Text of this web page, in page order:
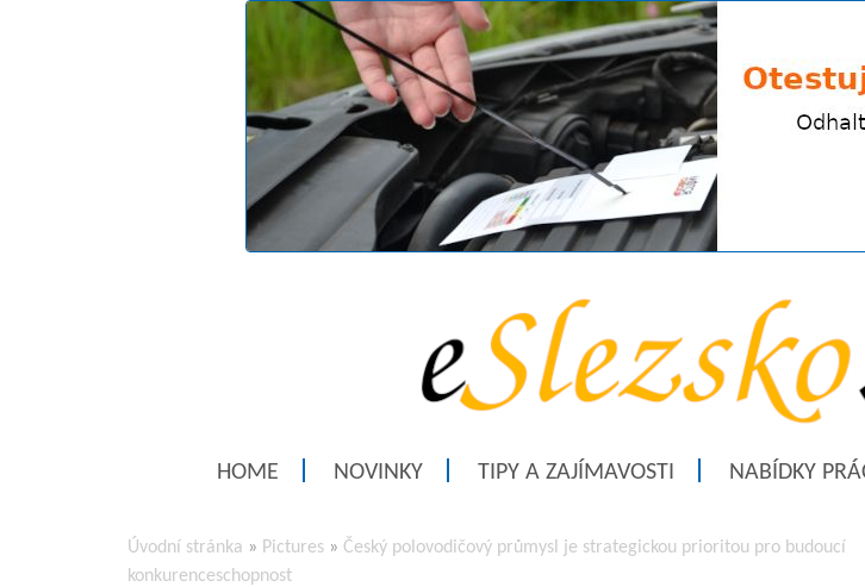
HOME NOVINKY TIPY A ZAJÍMAVOSTI NABÍDKY
Úvodní stránka » Pictures » Český polovodičový průmysl je strategickou prioritou pro budoucí
konkurenceschopnost